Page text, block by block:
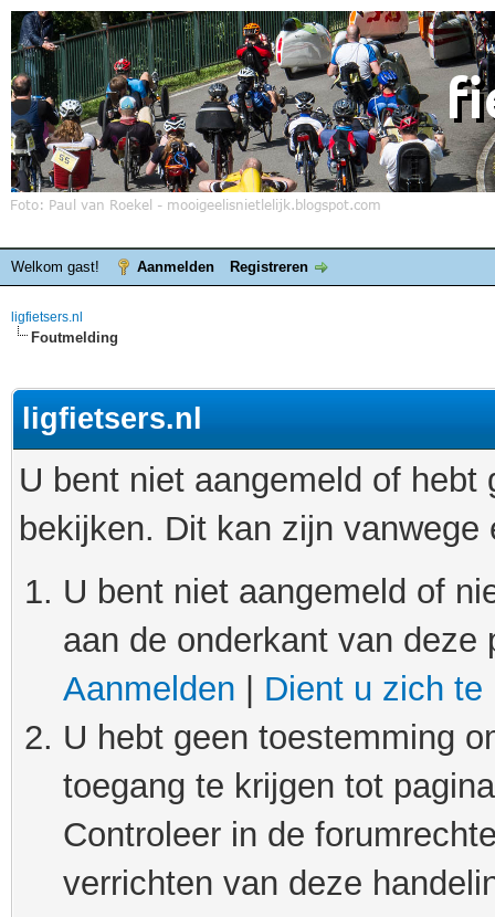
Welkom gast! Aanmelden Registreren
ligfietsers.nl
Foutmelding
ligfietsers.nl
U bent niet aangemeld of
bekijken. Dit kan zijn
U bent niet aangemeld of
aan de onderkant van
Aanmelden
Dient u zich te
U hebt geen toestemming
toegang te krijgen tot
Controleer in de
verrichten van deze